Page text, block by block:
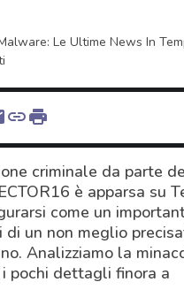
Le Ultime News In
criminale da parte
è apparsa su
come un
di un non meglio
Analizziamo la
i pochi dettagli finora a